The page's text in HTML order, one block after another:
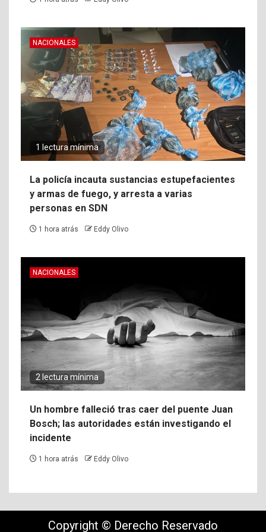
NACIONALES
1 lectura mínima
La policía incauta sustancias estupefacientes
y armas de fuego, y arresta a varias
personas en SDN
1 hora atrás Eddy Olivo
NACIONALES
2 lectura mínima
Un hombre falleció tras caer del puente Juan
Bosch; las autoridades están investigando el
incidente
1 hora atrás Eddy Olivo
Copyright © Derecho Reservado